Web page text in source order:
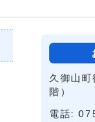
久御山
階）
電話: